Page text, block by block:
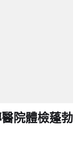
院體檢蓬勃